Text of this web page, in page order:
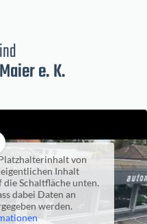
e. K.
von
Inhalt
die Schaltfläche unten.
dabei Daten an
werden.